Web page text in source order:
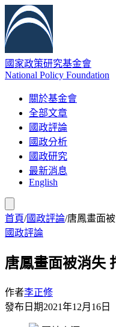
國家政策研究基金會
National Policy Foundation
關於基金會
全部文章
國政評論
國政分析
國政研究
最新消息
English
首頁/國政評論/唐鳳畫面
國政評論
唐鳳畫面被消失
作者李正修
發布日期2021年12月16日